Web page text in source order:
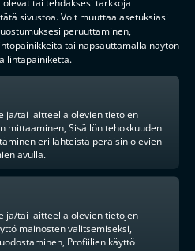
sivustoa. Voit muuttaa asetuksiasi
peruuttaminen,
tai napsauttamalla näytön
ja/tai laitteella olevien tietojen
mittaaminen, Sisällön tehokkuuden
eri lähteistä peräisin olevien
avulla.
ja/tai laitteella olevien tietojen
mainosten valitsemiseksi,
Profiilien käyttö